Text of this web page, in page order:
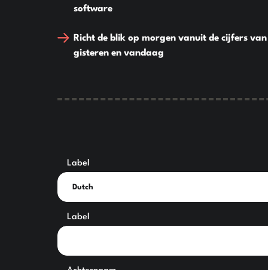
software
Richt de blik op morgen vanuit de cijfers van
gisteren en vandaag
Label
Label